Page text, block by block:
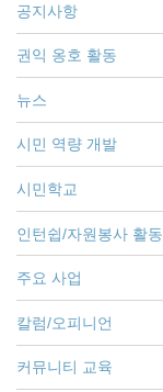
공지사항
권익 옹호 활동
뉴스
시민 역량 개발
시민학교
인턴쉽/자원봉사 활동
주요 사업
칼럼/오피니언
커뮤니티 교육